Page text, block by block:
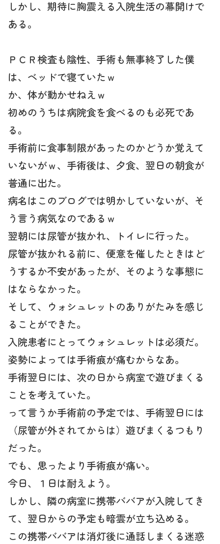
しかし、期待に胸震える入院生活の幕開けで
ある。
ＰＣＲ検査も陰性、手術も無事終了した僕
は、ベッドで寝ていたｗ
か、体が動かせねえｗ
初めのうちは病院食を食べるのも必死であ
る。
手術前に食事制限があったのかどうか覚えて
いないがｗ、手術後は、夕食、翌日の朝食が
普通に出た。
病名はこのブログでは明かしていないが、そ
う言う病気なのであるｗ
翌朝には尿管が抜かれ、トイレに行った。
尿管が抜かれる前に、便意を催したときはど
うするか不安があったが、そのような事態に
はならなかった。
そして、ウォシュレットのありがたみを感じ
ることができた。
入院患者にとってウォシュレットは必須だ。
姿勢によっては手術痕が痛むからなあ。
手術翌日には、次の日から病室で遊びまくる
ことを考えていた。
って言うか手術前の予定では、手術翌日には
（尿管が外されてからは）遊びまくるつもり
だった。
でも、思ったより手術痕が痛い。
今日、１日は耐えよう。
しかし、隣の病室に携帯ババアが入院してき
て、翌日からの予定も暗雲が立ち込める。
この携帯ババアは消灯後に通話しまくる迷惑